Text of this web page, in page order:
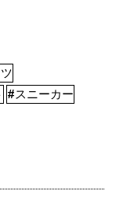
#スニーカー